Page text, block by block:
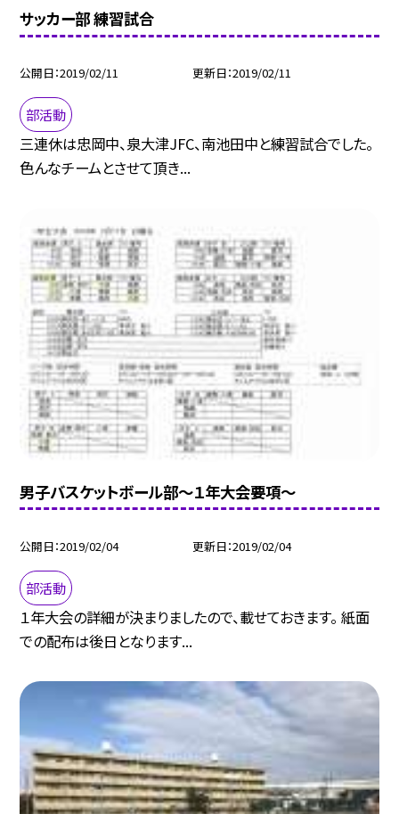
サッカー部 練習試合
公開日 2019/02/11 更新日 2019/02/11
部活動
三連休は忠岡中、泉大津JFC、南池田中と練習試合でした。
色んなチームとさせて頂き...
男子バスケットボール部〜１年大会要項〜
公開日 2019/02/04 更新日 2019/02/04
部活動
１年大会の詳細が決まりましたので、載せておきます。 紙面
での配布は後日となります...